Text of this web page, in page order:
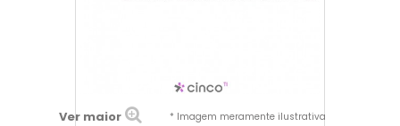
Ver maior * Imagem meramente ilustrativa